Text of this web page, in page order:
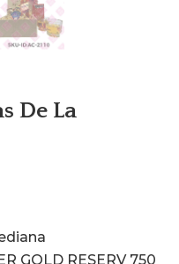
De La
GOLD RESERV 750